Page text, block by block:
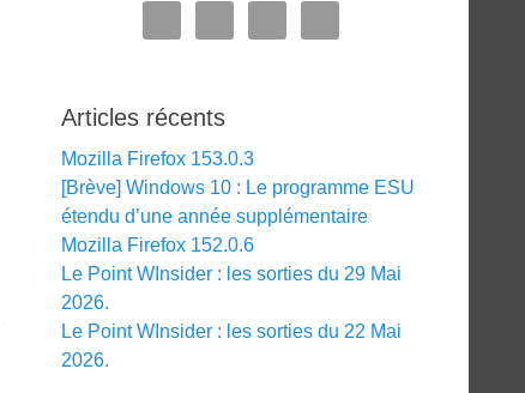
Articles récents
Mozilla Firefox 153.0.3
[Brève] Windows 10 : Le programme ESU
étendu d’une année supplémentaire
Mozilla Firefox 152.0.6
Le Point WInsider : les sorties du 29 Mai
2026.
Le Point WInsider : les sorties du 22 Mai
2026.